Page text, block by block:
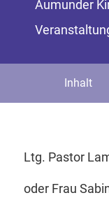
Aumunder
Inhalt
Ltg. Pastor
oder Frau